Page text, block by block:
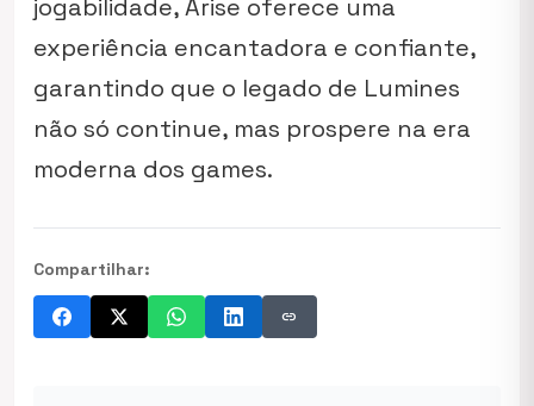
jogabilidade,Arise oferece uma
experiência encantadora e confiante,
garantindo que o legado de Lumines
não só continue, mas prospere na era
moderna dos games.
Compartilhar:
link